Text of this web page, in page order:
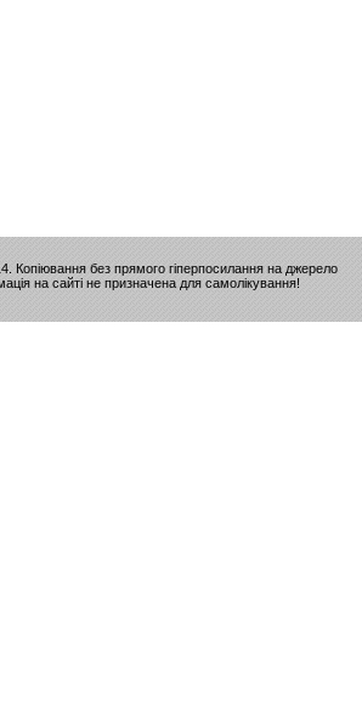
Копіювання без прямого гіперпосилання на джерело
на сайті не призначена для самолікування!